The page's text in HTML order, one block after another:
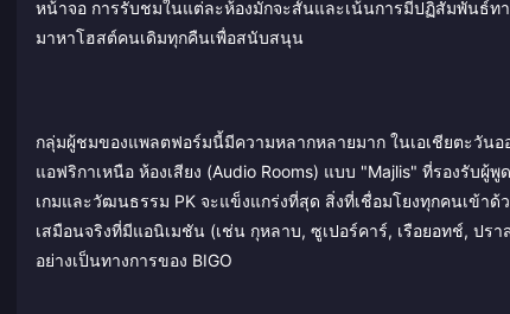
หน้าจอ การรับชมในแต่ละห้องมักจะสั้นและเน้นการมีปฏิสัมพันธ์
มาหาโฮสต์คนเดิมทุกคืนเพื่อสนับสนุน
กลุ่มผู้ชมของแพลตฟอร์มนี้มีความหลากหลายมาก ในเอเชียตะวันอ
แอฟริกาเหนือ ห้องเสียง (Audio Rooms) แบบ "Majlis" ที่รองรับ
เกมและวัฒนธรรม PK จะแข็งแกร่งที่สุด สิ่งที่เชื่อมโยงทุกคนเข้าด้
เสมือนจริงที่มีแอนิเมชัน (เช่น กุหลาบ, ซูเปอร์คาร์, เรือยอทช์, ปร
อย่างเป็นทางการของ BIGO